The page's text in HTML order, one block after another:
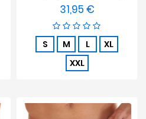
31,95 €Preis
S M L
XL
XXL